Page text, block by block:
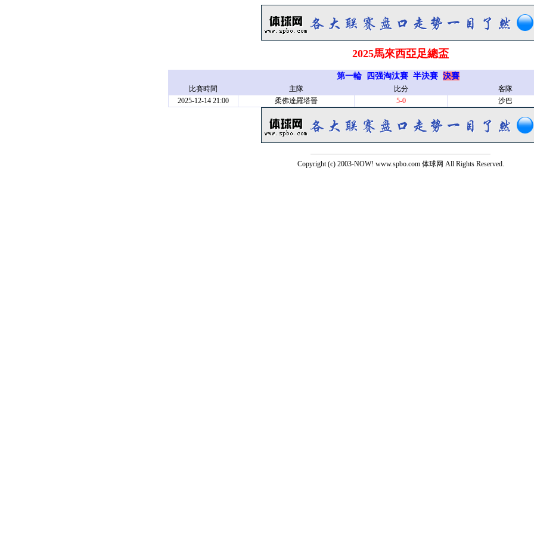
2025馬來西亞足總盃
第一輪 四强淘汰賽 半決賽 決賽
比賽時間 主隊 比分 客隊
2025-12-14 21:00
柔佛達羅塔晉 5-0 沙巴
Copyright (c) 2003-NOW! www.spbo.com 体球网 All Rights Reserved.